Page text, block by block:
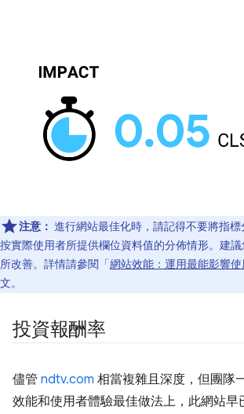
注意： 進行網站最佳化時，請記得不要將指
按實際使用者所提供欄位資料值的分佈情形。建
所改善。詳情請參閱「網站效能：運用最能影響
文。
投資報酬率
儘管 ndtv.com 相當複雜且深度，但團隊
效能和使用者體驗最佳做法上，此網站早